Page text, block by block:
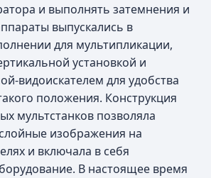
и выполнять затемнения и
выпускались в
для мультипликации,
установкой и
видоискателем для удобства
положения. Конструкция
мультстанков позволяла
изображения на
и включала в себя
В настоящее время